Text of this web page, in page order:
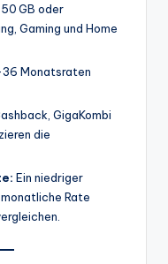
50 GB oder
Gaming und Home
Monatsraten
GigaKombi
die
Ein niedriger
Rate